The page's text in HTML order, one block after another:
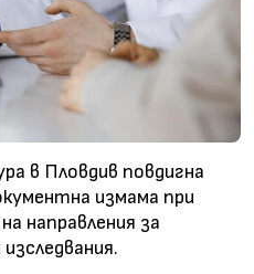
в Пловдив повдигна
измама при
направления за